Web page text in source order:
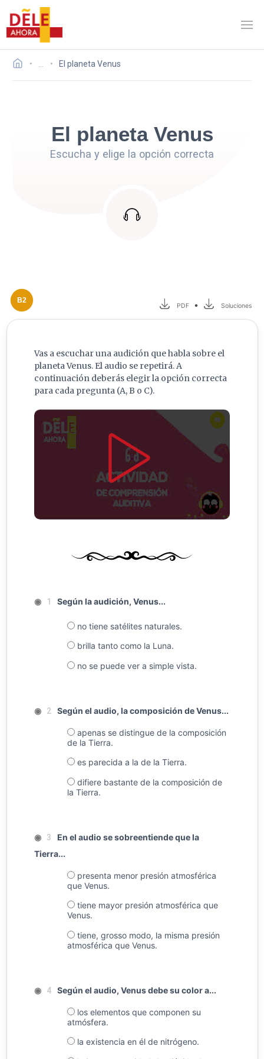
El planeta Venus
El planeta Venus
Escucha y elige la opción correcta
B2
PDF • Soluciones
Vas a escuchar una audición que habla sobre el
planeta Venus. El audio se repetirá. A
continuación deberás elegir la opción correcta
para cada pregunta (A, B o C).
◉ 1 Según la audición, Venus...
no tiene satélites naturales.
brilla tanto como la Luna.
no se puede ver a simple vista.
◉ 2 Según el audio, la composición de Venus...
apenas se distingue de la composición
de la Tierra.
es parecida a la de la Tierra.
difiere bastante de la composición de
la Tierra.
◉ 3
En el audio se sobreentiende que la
Tierra...
presenta menor presión atmosférica
que Venus.
tiene mayor presión atmosférica que
Venus.
tiene, grosso modo, la misma presión
atmosférica que Venus.
◉ 4 Según el audio, Venus debe su color a...
los elementos que componen su
atmósfera.
la existencia en él de nitrógeno.